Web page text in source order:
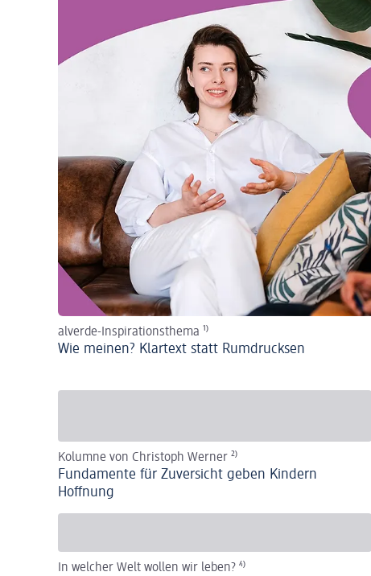
alverde-Inspirationsthema ¹⁾
Wie meinen? Klartext statt Rumdrucksen
Kolumne von Christoph Werner ²⁾
Fundamente für Zuversicht geben Kindern
Hoffnung
In welcher Welt wollen wir leben? ⁴⁾